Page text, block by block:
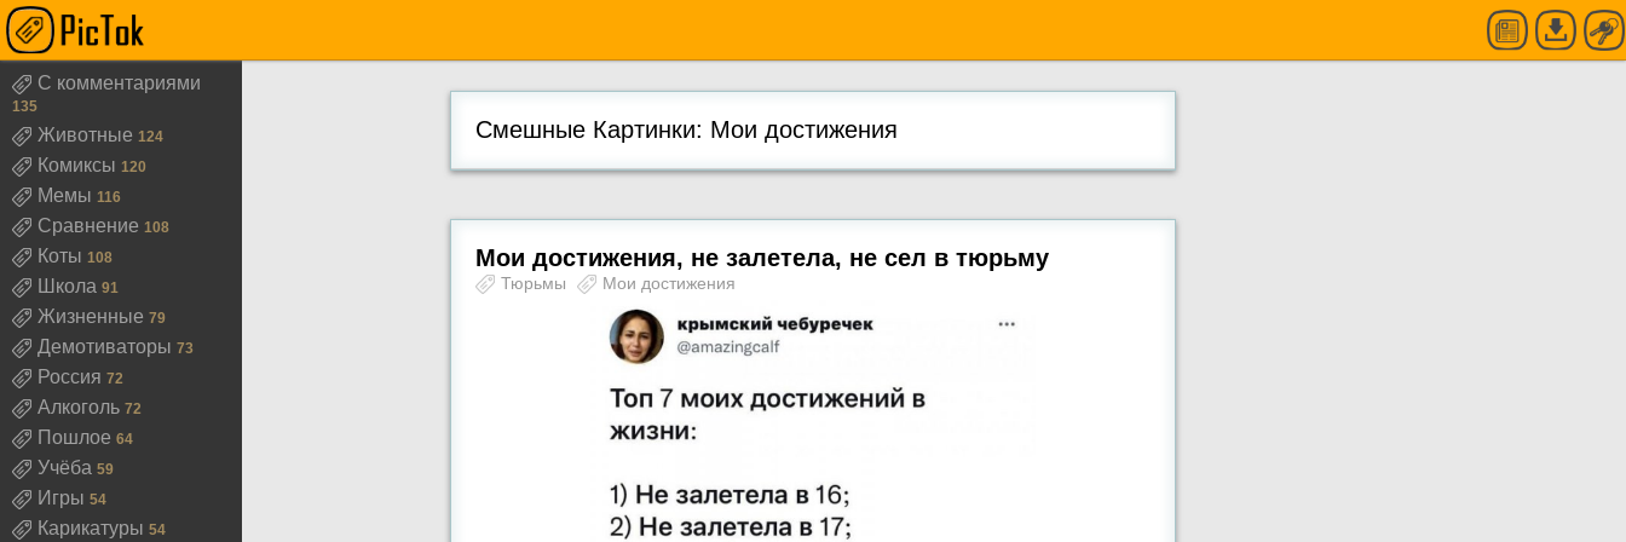
С комментариями
135
Животные 124
Комиксы 120
Мемы 116
Сравнение 108
Коты 108
Школа 91
Жизненные 79
Демотиваторы 73
Россия 72
Алкоголь 72
Пошлое 64
Учёба 59
Игры 54
Карикатуры 54
Смешные Картинки: Мои достижения
Мои достижения, не залетела, не сел в тюрьму
Тюрьмы Мои достижения